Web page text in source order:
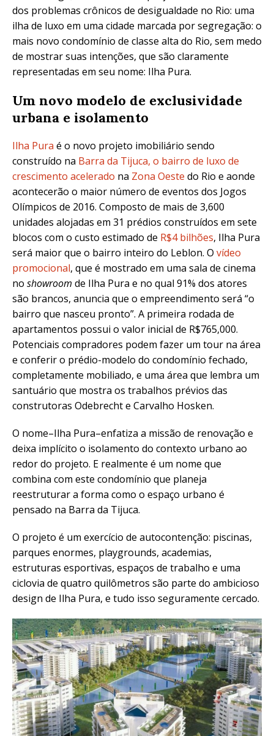
dos problemas crônicos de desigualdade no Rio: uma
ilha de luxo em uma cidade marcada por segregação: o
mais novo condomínio de classe alta do Rio, sem medo
de mostrar suas intenções, que são claramente
representadas em seu nome: Ilha Pura.
Um novo modelo de exclusividade
urbana e isolamento
Ilha Pura é o novo projeto imobiliário sendo
construído na Barra da Tijuca, o bairro de luxo de
crescimento acelerado na Zona Oeste do Rio e aonde
acontecerão o maior número de eventos dos Jogos
Olímpicos de 2016. Composto de mais de 3,600
unidades alojadas em 31 prédios construídos em sete
blocos com o custo estimado de R$4 bilhões, Ilha Pura
será maior que o bairro inteiro do Leblon. O vídeo
promocional, que é mostrado em uma sala de cinema
no showroom de Ilha Pura e no qual 91% dos atores
são brancos, anuncia que o empreendimento será “o
bairro que nasceu pronto”. A primeira rodada de
apartamentos possui o valor inicial de R$765,000.
Potenciais compradores podem fazer um tour na área
e conferir o prédio-modelo do condomínio fechado,
completamente mobiliado, e uma área que lembra um
santuário que mostra os trabalhos prévios das
construtoras Odebrecht e Carvalho Hosken.
O nome–Ilha Pura–enfatiza a missão de renovação e
deixa implícito o isolamento do contexto urbano ao
redor do projeto. E realmente é um nome que
combina com este condomínio que planeja
reestruturar a forma como o espaço urbano é
pensado na Barra da Tijuca.
O projeto é um exercício de autocontenção: piscinas,
parques enormes, playgrounds, academias,
estruturas esportivas, espaços de trabalho e uma
ciclovia de quatro quilômetros são parte do ambicioso
design de Ilha Pura, e tudo isso seguramente cercado.